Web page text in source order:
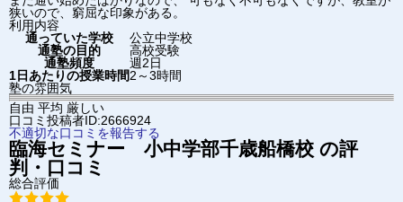
狭いので、窮屈な印象がある。
利用内容
通っていた学校
公立中学校
通塾の目的
高校受験
通塾頻度
週2日
1日あたりの授業時間2～3時間
塾の雰囲気
自由 平均 厳しい
口コミ投稿者ID:2666924
不適切な口コミを報告する
臨海セミナー 小中学部千歳船橋校 の評
判・口コミ
総合評価